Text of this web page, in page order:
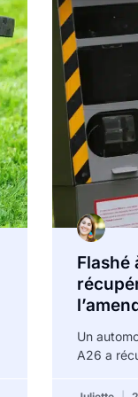
Flashé
Un
A26 a